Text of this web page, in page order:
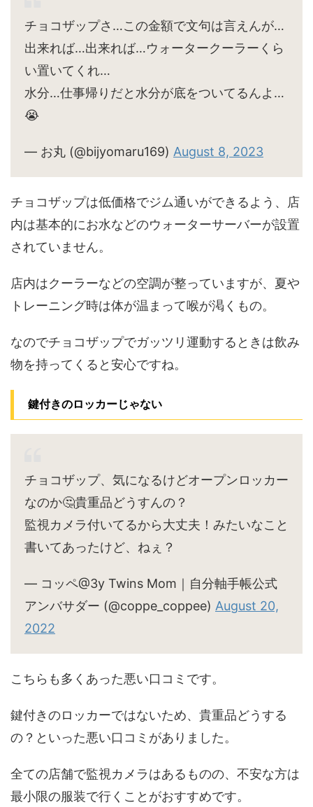
チョコザップさ…この金額で文句は言えんが…
出来れば…出来れば…ウォータークーラーくら
い置いてくれ…
水分…仕事帰りだと水分が底をついてるんよ…
😭
— お丸 (@bijyomaru169) August 8, 2023
チョコザップは低価格でジム通いができるよう、店
内は基本的にお水などのウォーターサーバーが設置
されていません。
店内はクーラーなどの空調が整っていますが、夏や
トレーニング時は体が温まって喉が渇くもの。
なのでチョコザップでガッツリ運動するときは飲み
物を持ってくると安心ですね。
鍵付きのロッカーじゃない
チョコザップ、気になるけどオープンロッカー
なのか🤔貴重品どうすんの？
監視カメラ付いてるから大丈夫！みたいなこと
書いてあったけど、ねぇ？
— コッペ@3y Twins Mom｜自分軸手帳公式
アンバサダー (@coppe_coppee) August 20,
2022
こちらも多くあった悪い口コミです。
鍵付きのロッカーではないため、貴重品どうする
の？といった悪い口コミがありました。
全ての店舗で監視カメラはあるものの、不安な方は
最小限の服装で行くことがおすすめです。